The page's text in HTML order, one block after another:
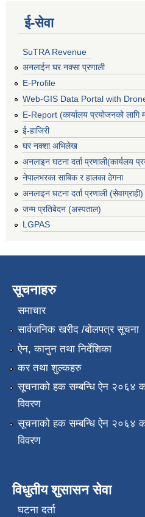
ई‍-सेवा
SuTRA Revenue
अनलाईन घर नक्सा प्रणाली
E-Profile
Web-GIS Data Portal with
E-Report (कार्यालय प्रयोजनको लागि
ई-हाजिरी
घर नक्शा अभिलेख
अनलाइन घटना दर्ता प्रणाली(कार्यलय
नेपालभरका साबिक र हालका ठेगना
अनलाइन घटना दर्ता प्रणाली (सेवाग्राही)
जन्म प्रतिबेदन (अस्पताल)
LGPAS
सूचनाहरु
समाचार
सार्वजनिक खरीद /बोलपत्र सूचना
ऐन, कानुन तथा निर्देशिका
कर तथा शुल्कहरु
सूचनाको हक सम्बन्धि ऐन २०६४
विवरण
सूचनाको हक सम्बन्धि ऐन २०६४
विवरण
विधुतीय शुसासन सेवा
घटना दर्ता